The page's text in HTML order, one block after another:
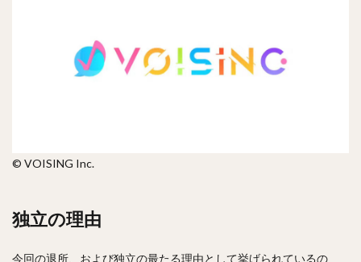
© VOISING Inc.
独立の理由
今回の退所、および独立の最たる理由として挙げられているの